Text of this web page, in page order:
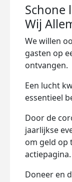
Schone
Wij
We willen
gasten op
ontvangen.
Een lucht
essentieel
Door de
jaarlijkse
om geld op
actiepagina.
Doneer en